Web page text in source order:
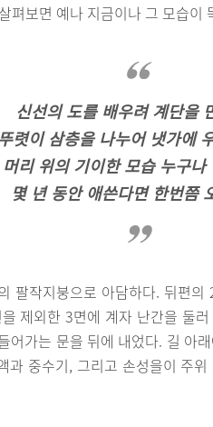
펴보면 예나 지금이나 그 모습이
신선의 도를 배우려 계단을
뚜렷이 삼층을 나누어 냇가에
머리 위의 기이한 모습 누구나
몇 년 동안 애쓴다면 한번쯤
팔작지붕으로 아담하다. 뒤편
제외한 3면에 계자 난간을 둘
어가는 문을 뒤에 내었다. 길 아
과 중수기, 그리고 손성을이 주